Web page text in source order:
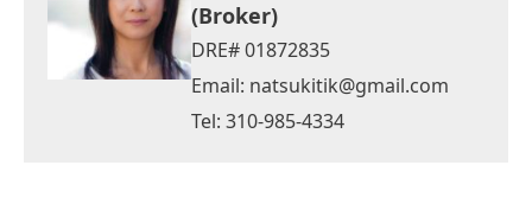
(Broker)
DRE# 01872835
Email: natsukitik@gmail.com
Tel: 310-985-4334